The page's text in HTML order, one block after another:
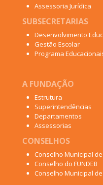
Assessoria Jurídica
SUBSECRETARIAS
Desenvolvimento
Gestão Escolar
Programa
A FUNDAÇÃO
Estrutura
Superintendências
Departamentos
Assessorias
CONSELHOS
Conselho Municipal de
Conselho do FUNDEB
Conselho Municipal